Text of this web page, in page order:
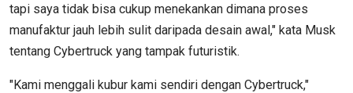
tapi saya tidak bisa cukup menekankan dimana proses
manufaktur jauh lebih sulit daripada desain awal," kata Musk
tentang Cybertruck yang tampak futuristik.
"Kami menggali kubur kami sendiri dengan Cybertruck,"